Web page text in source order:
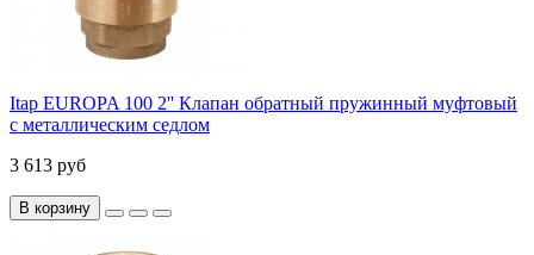
Itap EUROPA 100 2'' Клапан обратный пружинный муфтовый
с металлическим седлом
3 613 руб
В корзину